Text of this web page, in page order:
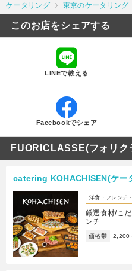
ケータリング 東京のケータリング
このお店をシェアする
LINEで教える
Facebookでシェア
FUORICLASSE(フォリク
catering KOHACHISEN(ケー
洋食・フレンチ
厳選食材/こ
ンチ
価格帯 2,200